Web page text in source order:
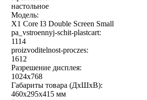
настольное
Модель:
X1 Core I3 Double Screen Small
pa_vstroennyj-schit-plastcart:
1114
proizvoditelnost-proczes:
1612
Разрешение дисплея:
1024x768
Габариты товара (ДxШxВ):
460x295x415 мм